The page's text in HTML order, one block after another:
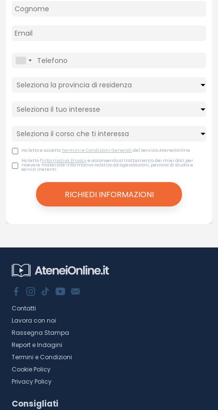
Ho letto e accettoTermini e Condizioni Generali del Servizio AteneiOnline
Ho letto l'Informativa Privacye acconsento al trattamento dei miei dati per
ricevere materiale informativo relativo ad agevolazioni, percorsi di studio e
servizi inerenti
Contatti
Lavora con noi
Rassegna Stampa
Report e Indagini
Termini e Condizioni
Cookie Policy
Privacy Policy
Consigliati